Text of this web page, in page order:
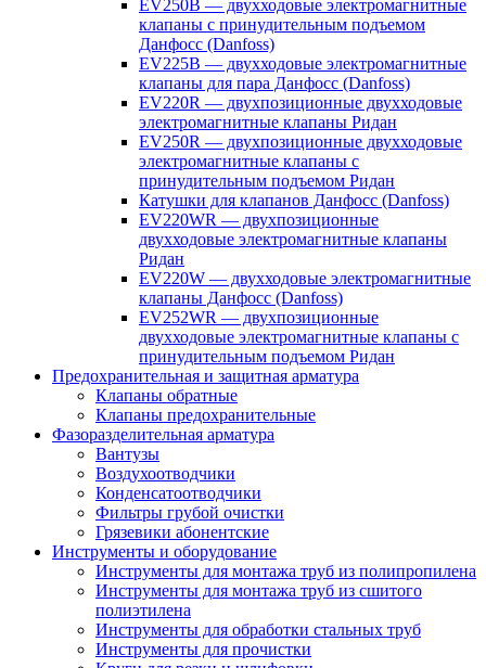
EV250B — двухходовые электромагнитные
клапаны с принудительным подъемом
Данфосс (Danfoss)
EV225B — двухходовые электромагнитные
клапаны для пара Данфосс (Danfoss)
EV220R — двухпозиционные двухходовые
электромагнитные клапаны Ридан
EV250R — двухпозиционные двухходовые
электромагнитные клапаны с
принудительным подъемом Ридан
Катушки для клапанов Данфосс (Danfoss)
EV220WR — двухпозиционные
двухходовые электромагнитные клапаны
Ридан
EV220W — двухходовые электромагнитные
клапаны Данфосс (Danfoss)
EV252WR — двухпозиционные
двухходовые электромагнитные клапаны с
принудительным подъемом Ридан
Предохранительная и защитная арматура
Клапаны обратные
Клапаны предохранительные
Фазоразделительная арматура
Вантузы
Воздухоотводчики
Конденсатоотводчики
Фильтры грубой очистки
Грязевики абонентские
Инструменты и оборудование
Инструменты для монтажа труб из полипропилена
Инструменты для монтажа труб из сшитого
полиэтилена
Инструменты для обработки стальных труб
Инструменты для прочистки